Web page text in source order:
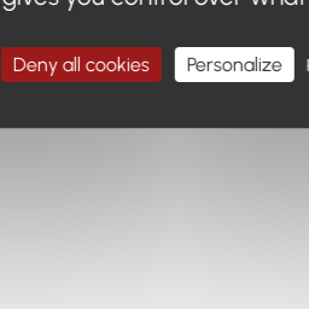
Deny all cookies Personalize